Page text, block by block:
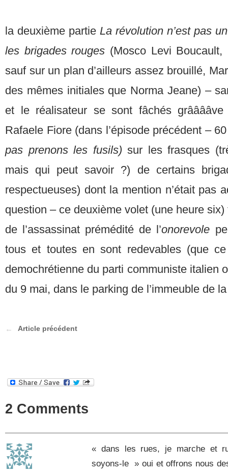
la deuxième partie La révolution n’est pas
les brigades rouges (Mosco Levi Boucault,
sauf sur un plan d’ailleurs assez brouillé,
des mêmes initiales que Norma Jeane) –
et le réalisateur se sont fâchés
Rafaele Fiore (dans l’épisode précédent –
pas prenons les fusils) sur les frasques
mais qui peut savoir ?) de certains
respectueuses) dont la mention n’était pas
question – ce deuxième volet (une heure
de l’assassinat prémédité de l’onorevole
tous et toutes en sont redevables (que
demochrétienne du parti communiste italien
du 9 mai, dans le parking de l’immeuble de
Article précédent
2 Comments
« dans les rues, je marche et
soyons-le » oui et offrons nous